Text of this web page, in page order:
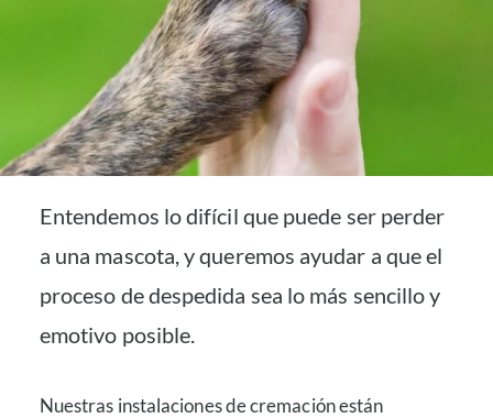
Entendemos lo difícil que puede ser perder
a una mascota, y queremos ayudar a que el
proceso de despedida sea lo más sencillo y
emotivo posible.
Nuestras instalaciones de cremación están